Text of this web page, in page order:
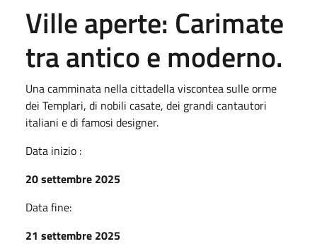
Ville aperte: Carimate
tra antico e moderno.
Una camminata nella cittadella viscontea sulle orme
dei Templari, di nobili casate, dei grandi cantautori
italiani e di famosi designer.
Data inizio :
20 settembre 2025
Data fine:
21 settembre 2025